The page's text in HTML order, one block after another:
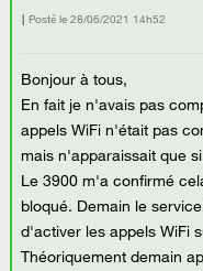
Posté le ‎28/06/2021 14h52
Bonjour à tous,
En fait je n'avais pas
appels WiFi n'était pas
mais n'apparaissait que
Le 3900 m'a confirmé
bloqué. Demain le
d'activer les appels WiFi
Théoriquement demain